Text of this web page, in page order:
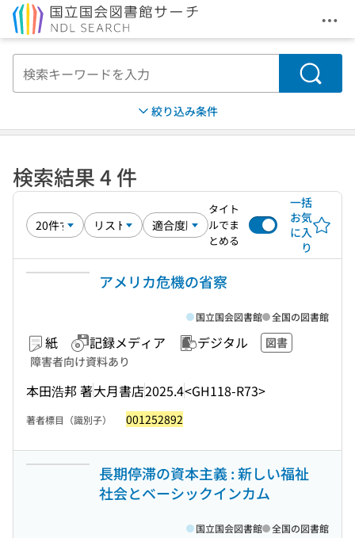
メ
検索
絞り込み条件
検索結果 4 件
タイト
ルでま
とめる
一括
お気
に入
り
アメリカ危機の省察
紙 記録メディア デジタル
図書
障害者向け資料あり
本田浩邦 著大月書店2025.4<GH118-R73>
国立国会図書館 全国の図書館
著者標目（識別子） 001252892
長期停滞の資本主義 : 新しい福祉
社会とベーシックインカム
国立国会図書館 全国の図書館